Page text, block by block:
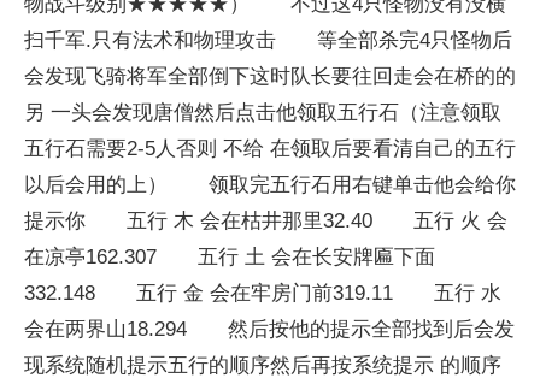
扫千军.只有法术和物理攻击 等全部杀完4只怪物后
会发现飞骑将军全部倒下这时队长要往回走会在桥的的
另 一头会发现唐僧然后点击他领取五行石（注意领取
五行石需要2-5人否则 不给 在领取后要看清自己的五行
以后会用的上） 领取完五行石用右键单击他会给你
提示你 五行 木 会在枯井那里32.40 五行 火 会
在凉亭162.307 五行 土 会在长安牌匾下面
332.148 五行 金 会在牢房门前319.11 五行 水
会在两界山18.294 然后按他的提示全部找到后会发
现系统随机提示五行的顺序然后再按系统提示 的顺序